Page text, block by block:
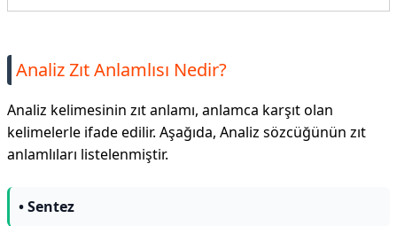
Analiz Zıt Anlamlısı Nedir?
Analiz kelimesinin zıt anlamı, anlamca karşıt olan
kelimelerle ifade edilir. Aşağıda, Analiz sözcüğünün zıt
anlamlıları listelenmiştir.
• Sentez